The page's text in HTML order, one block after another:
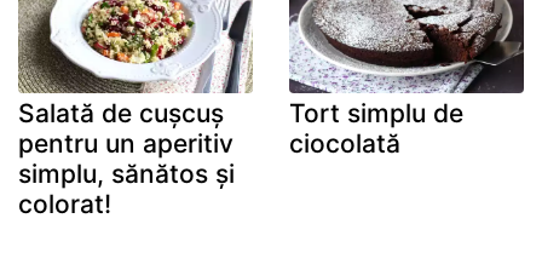
Salată de cușcuș
pentru un aperitiv
simplu, sănătos și
colorat!
Tort simplu de
ciocolată